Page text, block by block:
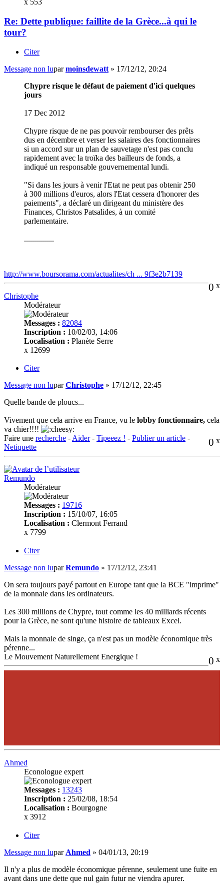
x 553
Re: Dette publique: faillite de la Grèce...à qui le
tour?
Citer
Message non luparmoinsdewatt » 17/12/12, 20:24
Chypre risque le défaut de paiement d'ici quelques
jours
17 Dec 2012
Chypre risque de ne pas pouvoir rembourser des prêts
dus en décembre et verser les salaires des fonctionnaires
si un accord sur un plan de sauvetage n'est pas conclu
rapidement avec la troïka des bailleurs de fonds, a
indiqué un responsable gouvernemental lundi.
"Si dans les jours à venir l'Etat ne peut pas obtenir 250
à 300 millions d'euros, alors l'Etat cessera d'honorer des
paiements", a déclaré un dirigeant du ministère des
Finances, Christos Patsalides, à un comité
parlementaire.
...............
http://www.boursorama.com/actualites/ch ... 9f3e2b7139
0 x
Christophe
Modérateur
Messages : 82084
Inscription : 10/02/03, 14:06
Localisation : Planète Serre
x 12699
Citer
Message non luparChristophe » 17/12/12, 22:45
Quelle bande de ploucs...
Vivement que cela arrive en France, vu le lobby fonctionnaire, cela
va chier!!!!
0 x
Faire une recherche -Aider- Tipeeez ! - Publier un article -
Netiquette
Remundo
Modérateur
Messages : 19716
Inscription : 15/10/07, 16:05
Localisation : Clermont Ferrand
x 7799
Citer
Message non luparRemundo » 17/12/12, 23:41
On sera toujours payé partout en Europe tant que la BCE "imprime"
de la monnaie dans les ordinateurs.
Les 300 millions de Chypre, tout comme les 40 milliards récents
pour la Grèce, ne sont qu'une histoire de tableaux Excel.
Mais la monnaie de singe, ça n'est pas un modèle économique très
pérenne...
0 x
Le Mouvement Naturellement Energique !
Ahmed
Econologue expert
Messages : 13243
Inscription : 25/02/08, 18:54
Localisation : Bourgogne
x 3912
Citer
Message non lupar Ahmed » 04/01/13, 20:19
Il n'y a plus de modèle économique pérenne, seulement une fuite en
avant dans une dette que nul gain futur ne viendra apurer.